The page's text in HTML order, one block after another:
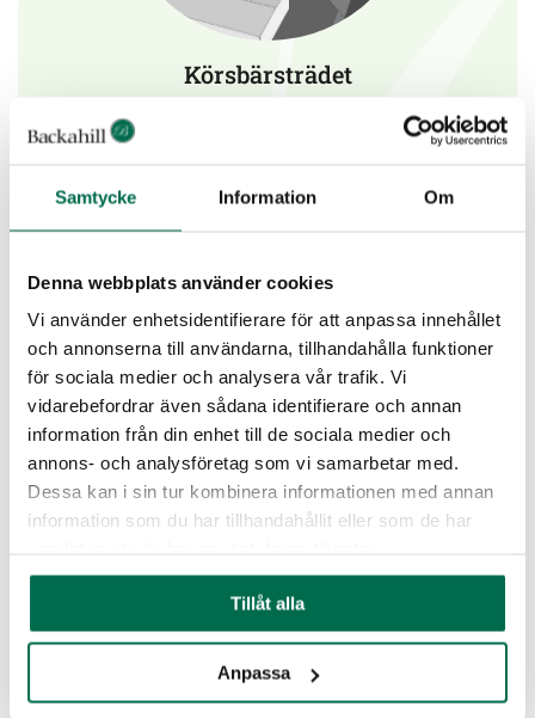
Samtycke Information Om
Denna webbplats använder cookies
Vi använder enhetsidentifierare för att anpassa innehållet
och annonserna till användarna, tillhandahålla funktioner
för sociala medier och analysera vår trafik. Vi
vidarebefordrar även sådana identifierare och annan
information från din enhet till de sociala medier och
annons- och analysföretag som vi samarbetar med.
Dessa kan i sin tur kombinera informationen med annan
information som du har tillhandahållit eller som de har
Tillåt alla
Anpassa
Körsbärsträdet
Kronodalen
Läs mer